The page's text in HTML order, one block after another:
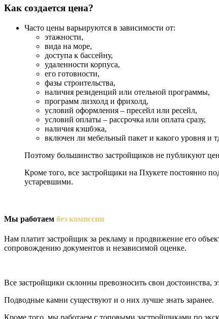
Как создается цена?
Часто цены варьируются в зависимости от:
этажности,
вида на море,
доступа к бассейну,
удаленности корпуса,
его готовности,
фазы строительства,
наличия резиденций или отельной программы,
программ лизхолд и фрихолд,
условий оформления – пресейл или ресейл,
условий оплаты – рассрочка или оплата сразу,
наличия кэшбэка,
включен ли мебельный пакет и какого уровня и
Поэтому большинство застройщиков не публикуют
Кроме того, все застройщики на Пхукете постоянно
устаревшими.
Мы работаем без комиссии
Нам платит застройщик за рекламу и продвижение его
сопровождению документов и независимой оценке.
Все застройщики склонны превозносить свои достоинства,
Подводные камни существуют и о них лучше знать заранее.
Кроме того, мы работаем с топовыми застройщиками по